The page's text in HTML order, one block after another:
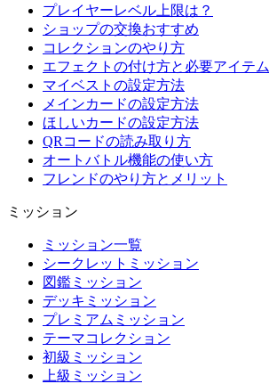
プレイヤーレベル上限は？
ショップの交換おすすめ
コレクションのやり方
エフェクトの付け方と必要アイテム
マイベストの設定方法
メインカードの設定方法
ほしいカードの設定方法
QRコードの読み取り方
オートバトル機能の使い方
フレンドのやり方とメリット
ミッション
ミッション一覧
シークレットミッション
図鑑ミッション
デッキミッション
プレミアムミッション
テーマコレクション
初級ミッション
上級ミッション